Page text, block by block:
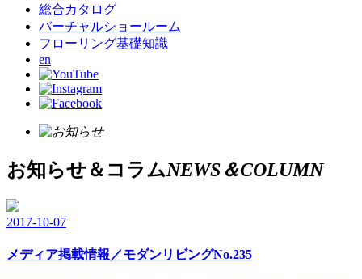
総合カタログ
バーチャルショールーム
フローリング基礎知識
en
お知らせ＆コラムNEWS＆COLUMN
2017-10-07
メディア掲載情報／モダンリビングNo.235